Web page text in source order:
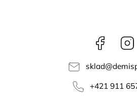
Facebook
sklad@
+421 911